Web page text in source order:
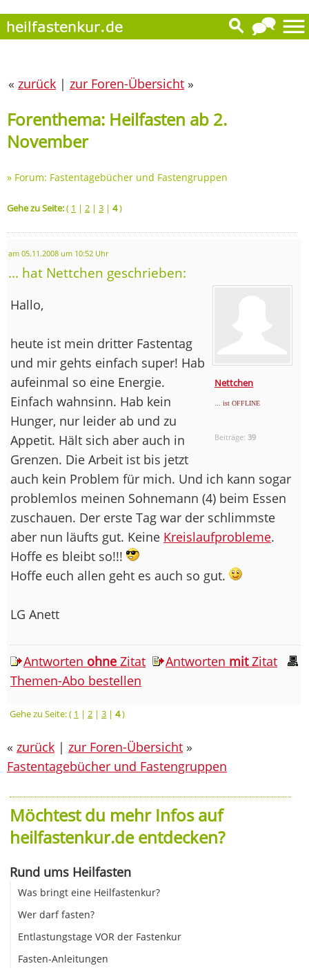
« zurück | zur Foren-Übersicht »
Forenthema: Heilfasten ab 2.
November
» Forum: Fastentagebücher und Fastengruppen
Gehe zu Seite:( 1 | 2 | 3 | 4)
am 05.11.2008 um 10:52 Uhr
... hat Nettchen geschrieben:
Nettchen
... ist OFFLINE
Beiträge:39
Hallo,
heute ist mein dritter Fastentag
und mir gehts einfach super! Hab
aufeinmal so eine Energie.
Einfach wahnsinn. Hab kein
Hunger, nur leider ab und zu
Appetit. Hält sich aber auch in
Grenzen. Die Arbeit ist bis jetzt
auch kein Problem für mich. Und ich kann sogar
problemlos meinen Sohnemann (4) beim Essen
zuschauen. Der erste Tag war der schlimmste
aber nun läufts gut. Keine Kreislaufprobleme.
Hoffe es bleibt so!!!
Hoffe euch allen geht es auch so gut.
LG Anett
Antworten ohne Zitat Antworten mitZitat
Themen-Abo bestellen
Gehe zu Seite: ( 1 | 2 | 3 | 4)
« zurück | zur Foren-Übersicht »
Fastentagebücher und Fastengruppen
Möchtest du mehr Infos auf
heilfastenkur.de entdecken?
Rund ums Heilfasten
Was bringt eine Heilfastenkur?
Wer darf fasten?
Entlastungstage VOR der Fastenkur
Fasten-Anleitungen